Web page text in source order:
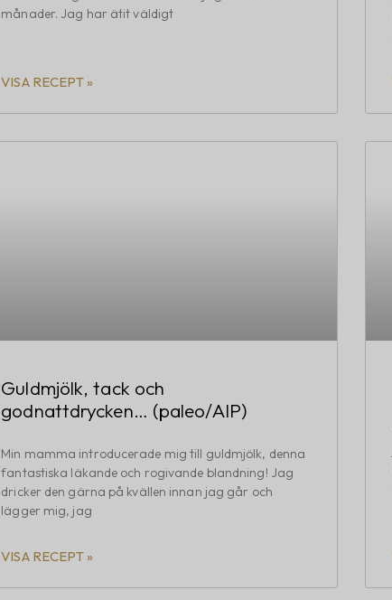
månader. Jag har ätit väldigt
VISA RECEPT »
Guldmjölk, tack och
godnattdrycken… (paleo/AIP)
Min mamma introducerade mig till guldmjölk, denna
fantastiska läkande och rogivande blandning! Jag
dricker den gärna på kvällen innan jag går och
lägger mig, jag
VISA RECEPT »